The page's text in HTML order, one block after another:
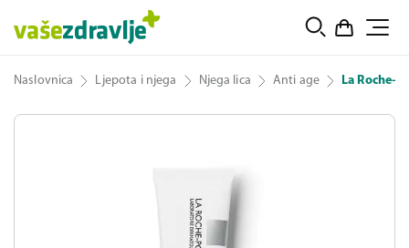
Naslovnica Ljepota i njega Njega lica Anti age La Roche-